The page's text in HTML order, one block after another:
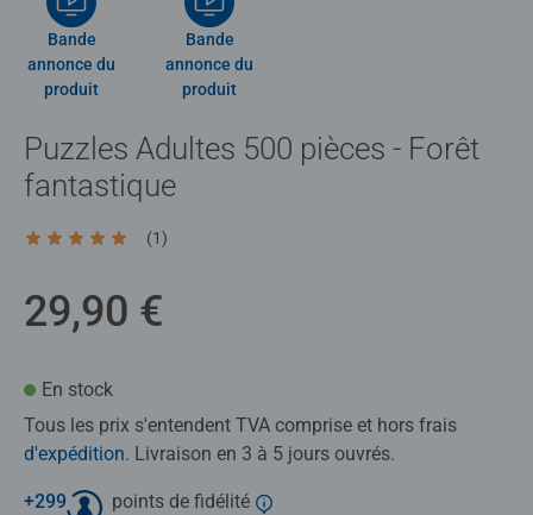
Bande
annonce du
produit
Bande
annonce du
produit
Puzzles Adultes 500 pièces - Forêt
fantastique
Average rating 5,0 out of 5 stars.
(1)
29,90 €
En stock
Tous les prix s'entendent TVA comprise et hors frais
d'expédition. Livraison en 3 à 5 jours ouvrés.
+299 points de fidélité